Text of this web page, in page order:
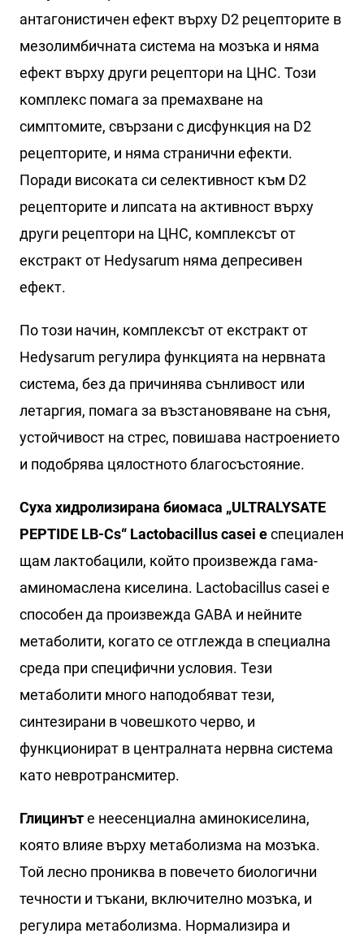
антагонистичен ефект върху D2 рецепторите в
мезолимбичната система на мозъка и няма
ефект върху други рецептори на ЦНС. Този
комплекс помага за премахване на
симптомите, свързани с дисфункция на D2
рецепторите, и няма странични ефекти.
Поради високата си селективност към D2
рецепторите и липсата на активност върху
други рецептори на ЦНС, комплексът от
екстракт от Hedysarum няма депресивен
ефект.
По този начин, комплексът от екстракт от
Hedysarum регулира функцията на нервната
система, без да причинява сънливост или
летаргия, помага за възстановяване на съня,
устойчивост на стрес, повишава настроението
и подобрява цялостното благосъстояние.
Суха хидролизирана биомаса „ULTRALYSATE
PEPTIDE LB-Cs“ Lactobacillus casei еспециален
щам лактобацили, който произвежда гама-
аминомаслена киселина. Lactobacillus casei е
способен да произвежда GABA и нейните
метаболити, когато се отглежда в специална
среда при специфични условия. Тези
метаболити много наподобяват тези,
синтезирани в човешкото черво, и
функционират в централната нервна система
като невротрансмитер.
Глицинъте неесенциална аминокиселина,
която влияе върху метаболизма на мозъка.
Той лесно прониква в повечето биологични
течности и тъкани, включително мозъка, и
регулира метаболизма. Нормализира и